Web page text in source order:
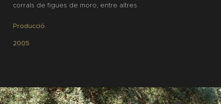
corrals de figues de moro, entre altres.
Producció
2005